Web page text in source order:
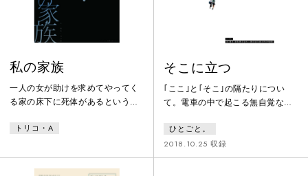
『怪人二十面相』。
私の家族
一人の女が助けを求めてやってく
る家の床下に死体があるというあ
下のハッチを開ける闇あなたは胸
う何もないじゃないかあなたはハ
ッチを閉めてふと身震いするあな
トリコ・A
そこに立つ
｢ここ｣と｢そこ｣の隔たりについ
て。電車の中で起こる無自覚な身
て無関心や無自覚の暴力性を扱っ
た作品。
ひとごと。
2018.10.25 収録